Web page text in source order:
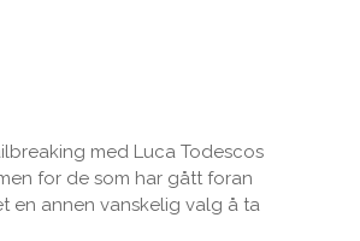
med Luca Todescos
for de som har gått foran
en annen vanskelig valg å ta